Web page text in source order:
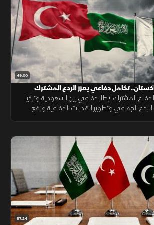
49:00
تكامل دفاعي يعزز الردع المشترك
المشترك لإطار دفاعي بين السعودية وتركيا
الجماعي وتطوير القدرات الدفاعية ورفع
57:24